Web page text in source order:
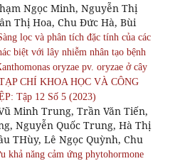
Ngọc Minh, Nguyễn Thị
Thị Hoa, Chu Đức Hà, Bùi
lọc và phân tích đặc tính của các
biệt với lây nhiễm nhân tạo bệnh
oryzae pv. oryzae ở cây
CHÍ KHOA HỌC VÀ CÔNG
Tập 12 Số 5 (2023)
Minh Trung, Trần Văn Tiến,
Nguyễn Quốc Trung, Hà Thị
THùy, Lê Ngọc Quỳnh, Chu
khả năng cảm ứng phytohormone